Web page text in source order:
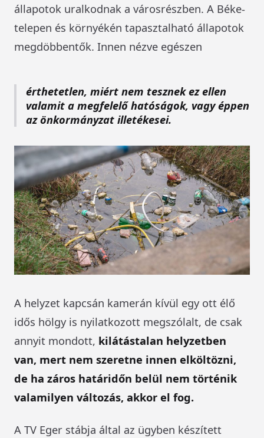
állapotok uralkodnak a városrészben. A Béke-
telepen és környékén tapasztalható állapotok
megdöbbentők. Innen nézve egészen
érthetetlen, miért nem tesznek ez ellen
valamit a megfelelő hatóságok, vagy éppen
az önkormányzat illetékesei.
A helyzet kapcsán kamerán kívül egy ott élő
idős hölgy is nyilatkozott megszólalt, de csak
annyit mondott, kilátástalan helyzetben
van, mert nem szeretne innen elköltözni,
de ha záros határidőn belül nem történik
valamilyen változás, akkor el fog.
A TV Eger stábja által az ügyben készített